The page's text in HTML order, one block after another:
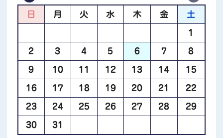
地域情報紙「リーフかさぬい」第179号（令
和8年1月15日）を発行しました
11月14日
お知らせ
笠縫やすらぎ学級 第４講座を開催しました
日 月 火 水 木 金 土
1
2 3 4 5 6 7 8
9 10 11 12 13 14 15
16 17 18 19 20 21 22
23 24 25 26 27 28 29
30 31